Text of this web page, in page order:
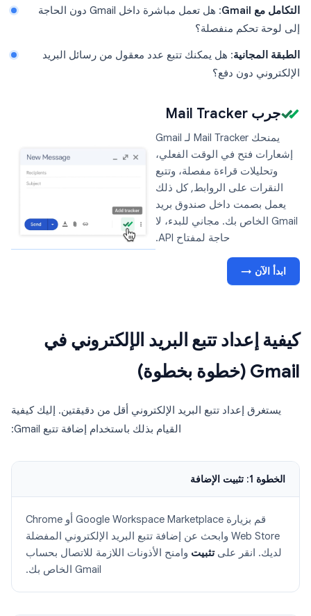
التكامل مع Gmail
: هل تعمل مباشرة داخل Gmail دون الحاجة
إلى لوحة تحكم منفصلة؟
الطبقة المجانية: هل يمكنك تتبع عدد معقول من رسائل البريد
الإلكتروني دون دفع؟
جرب Mail Tracker
يمنحك Mail Tracker لـ Gmail
إشعارات فتح في الوقت الفعلي،
وتحليلات قراءة مفصلة، وتتبع
النقرات على الروابط, كل ذلك
يعمل بصمت داخل صندوق بريد
Gmail الخاص بك. مجاني للبدء، لا
حاجة لمفتاح API.
ابدأ الآن →
كيفية إعداد تتبع البريد الإلكتروني في
Gmail (خطوة بخطوة)
يستغرق إعداد تتبع البريد الإلكتروني أقل من دقيقتين. إليك كيفية
القيام بذلك باستخدام إضافة تتبع Gmail:
الخطوة 1: تثبيت الإضافة
قم بزيارة Google Workspace Marketplace أو Chrome
Web Store وابحث عن إضافة تتبع البريد الإلكتروني المفضلة
لديك. انقر علىتثبيت وامنح الأذونات اللازمة للاتصال بحساب
Gmail الخاص بك.